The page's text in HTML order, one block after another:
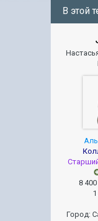
В этой
8
Город: